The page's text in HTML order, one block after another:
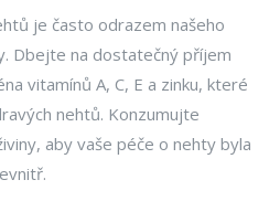
je často odrazem našeho
Dbejte na dostatečný příjem
vitamínů A, C, E a zinku, které
nehtů. Konzumujte
aby vaše péče o nehty byla